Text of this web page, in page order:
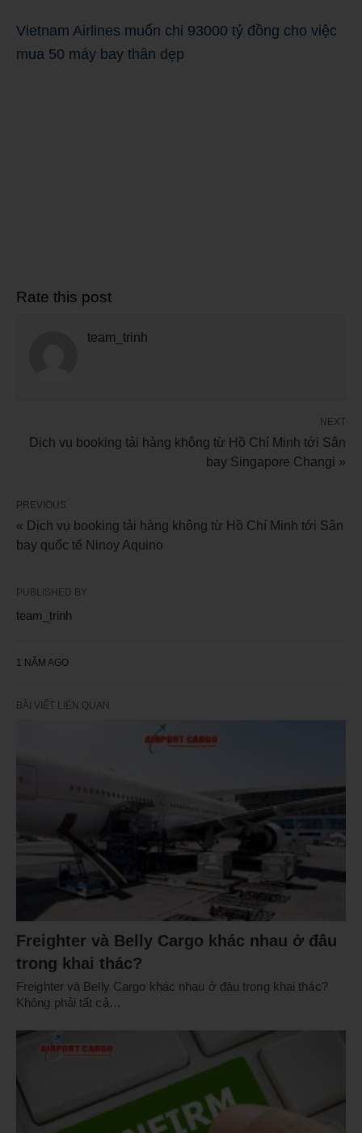
Vietnam Airlines muốn chi 93000 tỷ đồng cho việc
mua 50 máy bay thân dẹp
Rate this post
team_trinh
NEXT
Dịch vụ booking tải hàng không từ Hồ Chí Minh tới Sân
bay Singapore Changi »
PREVIOUS
« Dịch vụ booking tải hàng không từ Hồ Chí Minh tới Sân
bay quốc tế Ninoy Aquino
PUBLISHED BY
team_trinh
1 NĂM AGO
BÀI VIẾT LIÊN QUAN
Freighter và Belly Cargo khác nhau ở đâu
trong khai thác?
Freighter và Belly Cargo khác nhau ở đâu trong khai thác?
Không phải tất cả…